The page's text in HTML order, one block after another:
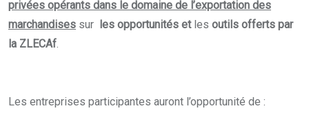
privées opérants dans le domaine de l’exportation des
marchandises sur les opportunités et les outils offerts par
la ZLECAf
Les entreprises participantes auront l’opportunité de :